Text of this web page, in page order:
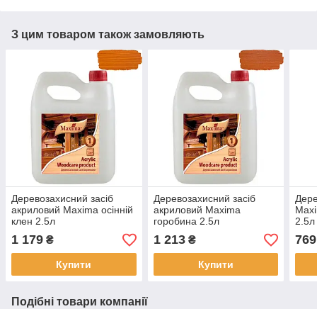
З цим товаром також замовляють
Деревозахисний засіб
акриловий Maxima осінній
клен 2.5л
1 179 ₴
Купити
Деревозахисний засіб
акриловий Maxima
горобина 2.5л
1 213₴
Купити
2.5л
769
Подібні товари компанії